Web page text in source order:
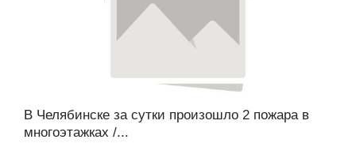
В Челябинске за сутки произошло 2 пожара в
многоэтажках /...